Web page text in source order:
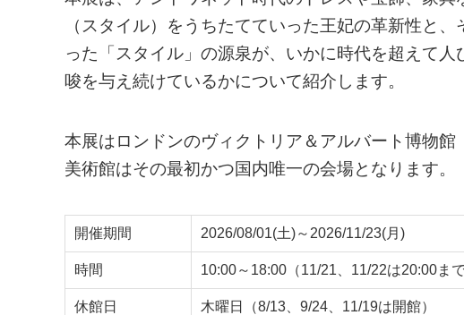
（スタイル）をうちたてていった王妃の革新性と
った「スタイル」の源泉が、いかに時代を超えて
唆を与え続けているかについて紹介します。
本展はロンドンのヴィクトリア＆アルバート博物
美術館はその最初かつ国内唯一の会場となります。
開催期間 2026/08/01(土)～2026/11/23(月)
時間 10:00～18:00（11/21、11/22は20:00ま
休館日 木曜日（8/13、9/24、11/19は開館）